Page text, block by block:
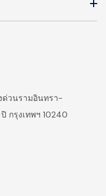
วนรามอินทรา-
กรุงเทพฯ 10240